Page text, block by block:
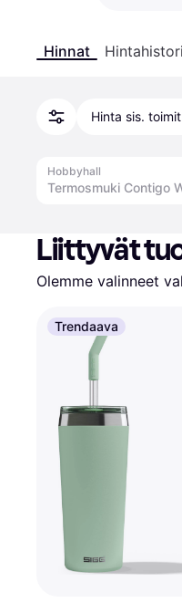
Hinnat
Hinta sis.
Hobbyhall
Termosmuki Contigo
Liittyvät
Olemme valinneet
Trendaava